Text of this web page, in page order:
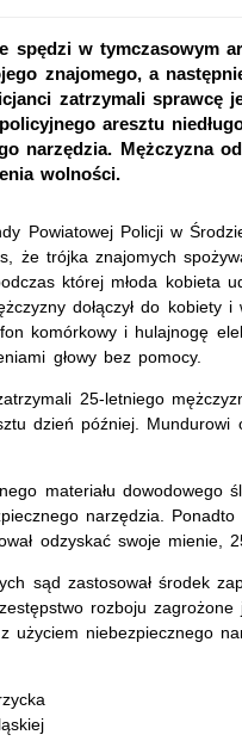
spędzi w tymczasowym
znajomego, a
zatrzymali sprawcę
aresztu
narzędzia. Mężczyzna
wolności.
Powiatowej Policji w
że trójka znajomych
której młoda kobieta
dołączył do kobiety
komórkowy i hulajnogę
głowy bez pomocy.
25-letniego
dzień później.
materiału dowodowego
narzędzia.
odzyskać swoje mienie,
sąd zastosował środek
rozboju
użyciem niebezpiecznego